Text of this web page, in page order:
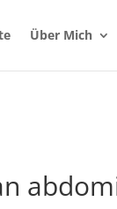
Über Mich